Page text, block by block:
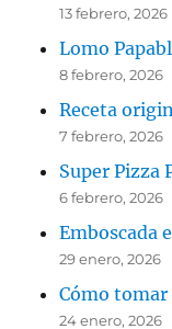
13 febrero, 2026
Lomo
8 febrero, 2026
Receta
7 febrero, 2026
Super Pizza
6 febrero, 2026
Emboscada
29 enero, 2026
Cómo
24 enero, 2026